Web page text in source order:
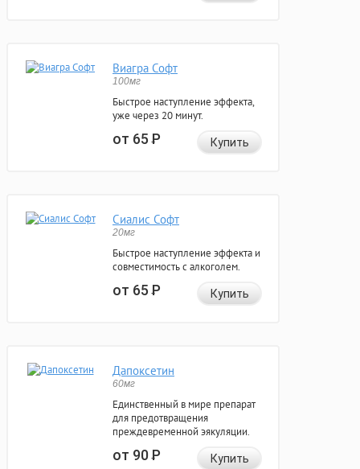
Виагра Софт
100мг
Быстрое наступление эффекта,
уже через 20 минут.
от 65Р Купить
Сиалис Софт
20мг
Быстрое наступление эффекта и
совместимость с алкоголем.
от 65Р Купить
Дапоксетин
60мг
Единственный в мире препарат
для предотвращения
преждевременной эякуляции.
от 90Р Купить